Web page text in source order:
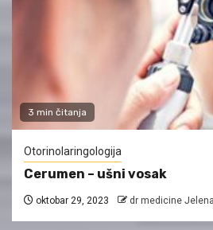
3 min čitanja
Otorinolaringologija
Cerumen – ušni vosak
oktobar 29, 2023 dr medicine